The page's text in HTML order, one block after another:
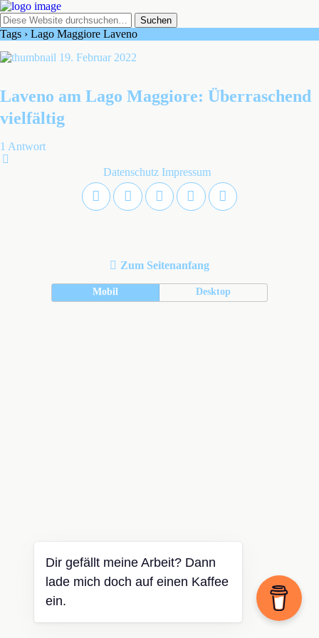
Tags › Lago Maggiore Laveno
19. Februar 2022
Laveno am Lago Maggiore: Überraschend
vielfältig
1 Antwort
Datenschutz Impressum
Zum Seitenanfang
Mobil Desktop
Dir gefällt meine Arbeit? Dann
lade mich doch auf einen Kaffee
ein.